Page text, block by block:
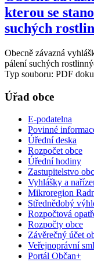
kterou se
suchých
Obecně závazná
pálení suchých
Typ souboru: PDF
Úřad obce
E-podatelna
Povinné
Úřední deska
Rozpočet obce
Úřední hodiny
Zastupitelstvo
Vyhlášky a
Mikroregion
Střednědobý
Rozpočtová
Rozpočty obce
Závěrečný účet
Veřejnoprávní
Portál Občan+